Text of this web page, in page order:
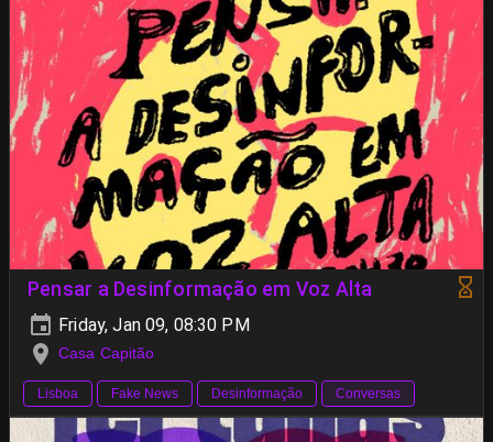
Pensar a Desinformação em Voz Alta
Friday, Jan 09, 08:30 PM
Casa Capitão
Lisboa Fake News Desinformação Conversas